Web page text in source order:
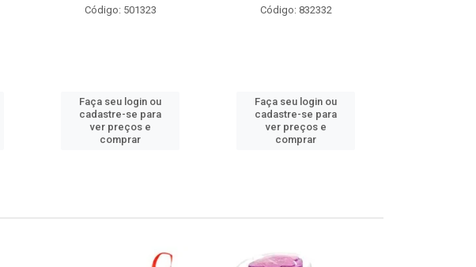
Código: 501323
Faça seu login ou
cadastre-se para
ver preços e
comprar
Código: 832332
Faça seu login ou
cadastre-se para
ver preços e
comprar